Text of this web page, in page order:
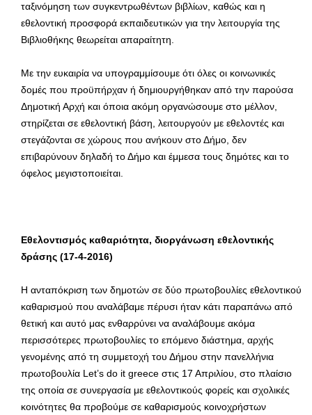
ταξινόμηση των συγκεντρωθέντων βιβλίων, καθώς και η
εθελοντική προσφορά εκπαιδευτικών για την λειτουργία της
Βιβλιοθήκης θεωρείται απαραίτητη.
Με την ευκαιρία να υπογραμμίσουμε ότι όλες οι κοινωνικές
δομές που προϋπήρχαν ή δημιουργήθηκαν από την παρούσα
Δημοτική Αρχή και όποια ακόμη οργανώσουμε στο μέλλον,
στηρίζεται σε εθελοντική βάση, λειτουργούν με εθελοντές και
στεγάζονται σε χώρους που ανήκουν στο Δήμο, δεν
επιβαρύνουν δηλαδή το Δήμο και έμμεσα τους δημότες και το
όφελος μεγιστοποιείται.
Εθελοντισμός καθαριότητα, διοργάνωση εθελοντικής
δράσης (17-4-2016)
Η ανταπόκριση των δημοτών σε δύο πρωτοβουλίες εθελοντικού
καθαρισμού που αναλάβαμε πέρυσι ήταν κάτι παραπάνω από
θετική και αυτό μας ενθαρρύνει να αναλάβουμε ακόμα
περισσότερες πρωτοβουλίες το επόμενο διάστημα, αρχής
γενομένης από τη συμμετοχή του Δήμου στην πανελλήνια
πρωτοβουλία Let’s do it greece στις 17 Απριλίου, στο πλαίσιο
της οποία σε συνεργασία με εθελοντικούς φορείς και σχολικές
κοινότητες θα προβούμε σε καθαρισμούς κοινοχρήστων